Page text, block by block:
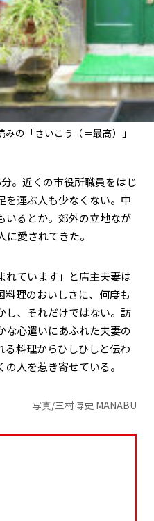
の「さいこう（＝最高）」
。近くの市役所職員をはじ
を運ぶ人も少なくない。中
いるとか。郊外の立地なが
愛されてきた。
れています」と店主夫妻は
料理のおいしさに、何度も
し、それだけではない。訪
な心遣いにあふれた夫妻の
る料理からひしひしと伝わ
人を惹き寄せている。
写真/三村博史 MANABU